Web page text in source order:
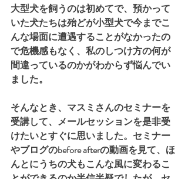
大型犬を飼うのは初めてで、預かって
いた犬たちは殆どが小型犬で今までこ
んな場面に遭遇することがなかったの
で危機感もなく、私のしつけ方の何が
間違っているのかがわからず悩んでい
ました。
そんなとき、マスミさんのセミナーを
受講して、メールセッションを是非受
けたいとすぐに思いました。セミナー
やブログのbefore afterの動画を見て、ほ
んとにうちの犬もこんな風に変わるこ